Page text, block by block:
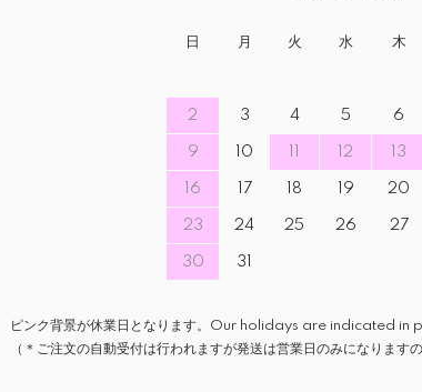
日 月 火 水 木
2 3 4 5 6
9 10 12 13
16 17 18 19 20
23 24 25 26 27
30 31
ピンク背景が休業日となります。Our holidays are indicated in
（＊ご注文の自動受付は行われますが発送は営業日のみになります